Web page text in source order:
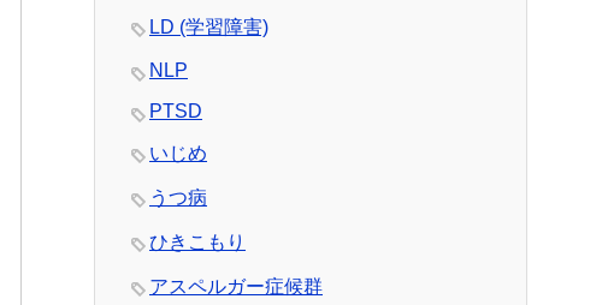
LD (学習障害)
NLP
PTSD
いじめ
うつ病
ひきこもり
アスペルガー症候群